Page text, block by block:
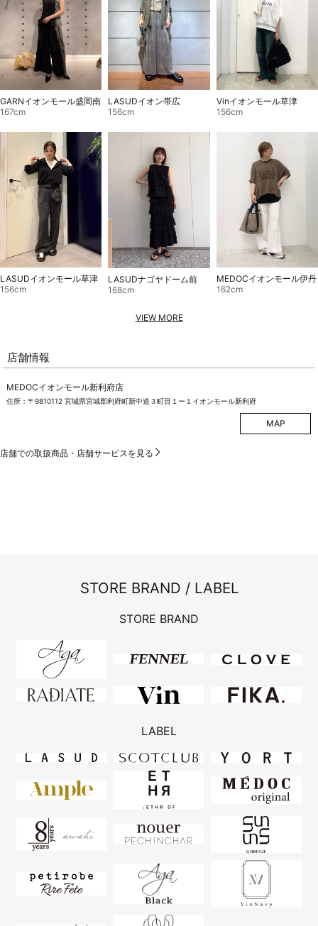
GARNイオンモール盛岡南
167cm
LASUDイオン帯広
156cm
Vinイオンモール草津
156cm
LASUDイオンモール草津
156cm
LASUDナゴヤドーム前
168cm
MEDOCイオンモール伊丹
162cm
VIEW MORE
店舗情報
MEDOCイオンモール新利府店
住所：〒9810112 宮城県宮城郡利府町新中道３町目１ー１イオンモール新利府
MAP
店舗での取扱商品・店舗サービスを見る
STORE BRAND / LABEL
STORE BRAND
LABEL